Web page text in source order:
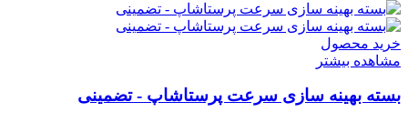
خرید محصول
مشاهده بیشتر
بسته بهینه سازی سرعت پرستاشاپ - تضمینی